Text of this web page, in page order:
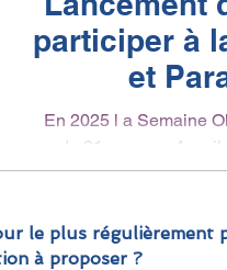
participer à
et
En 2025 l a Semaine
du 31 mars au 4
le plus régulièrement
à proposer ?